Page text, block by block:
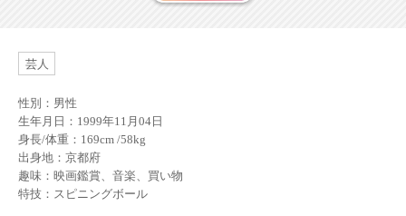
芸人
性別：男性
生年月日：1999年11月04日
身長/体重：169cm /58kg
出身地：京都府
趣味：映画鑑賞、音楽、買い物
特技：スピニングボール